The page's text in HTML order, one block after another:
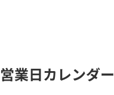
営業日カレンダー